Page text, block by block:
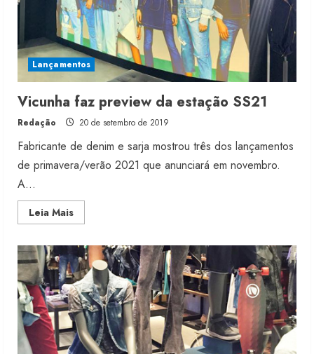
Lançamentos
Vicunha faz preview da estação SS21
Redação 20 de setembro de 2019
Fabricante de denim e sarja mostrou três dos lançamentos
de primavera/verão 2021 que anunciará em novembro.
A...
Leia MaisRead
more
faz
preview
da
estação
SS21